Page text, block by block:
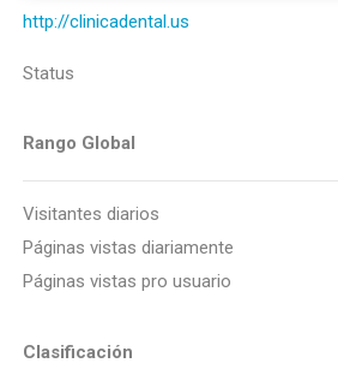
http://clinicadental.us
Status
Rango Global
Visitantes diarios
Páginas vistas diariamente
Páginas vistas pro usuario
Clasificación